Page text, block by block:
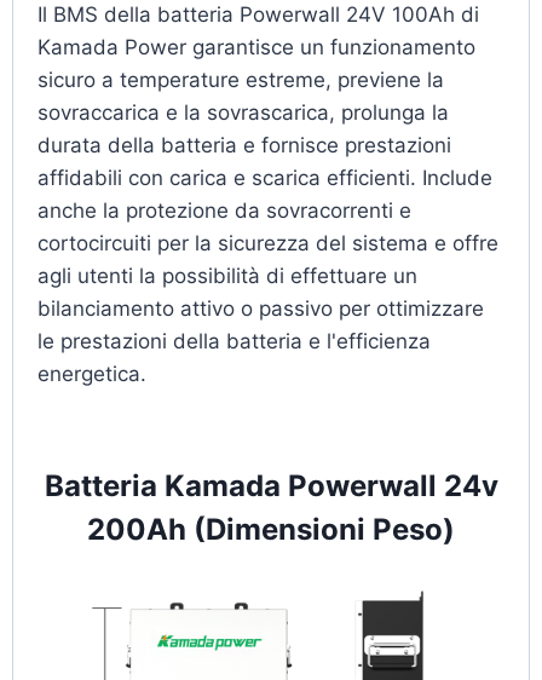
Il BMS della batteria Powerwall 24V 100Ah di
Kamada Power garantisce un funzionamento
sicuro a temperature estreme, previene la
sovraccarica e la sovrascarica, prolunga la
durata della batteria e fornisce prestazioni
affidabili con carica e scarica efficienti. Include
anche la protezione da sovracorrenti e
cortocircuiti per la sicurezza del sistema e offre
agli utenti la possibilità di effettuare un
bilanciamento attivo o passivo per ottimizzare
le prestazioni della batteria e l'efficienza
energetica.
Batteria Kamada Powerwall 24v
200Ah (Dimensioni Peso)